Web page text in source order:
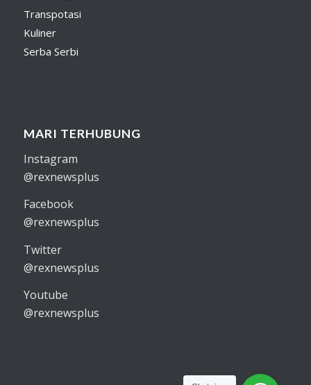
Transpotasi
Kuliner
Serba Serbi
MARI TERHUBUNG
Instagram
@rexnewsplus
Facebook
@rexnewsplus
Twitter
@rexnewsplus
Youtube
@rexnewsplus